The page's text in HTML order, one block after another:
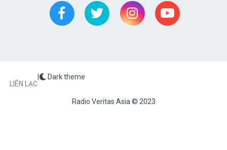
Radio Veritas Asia © 2023
FOOTER
LIÊN LẠC
Dark theme